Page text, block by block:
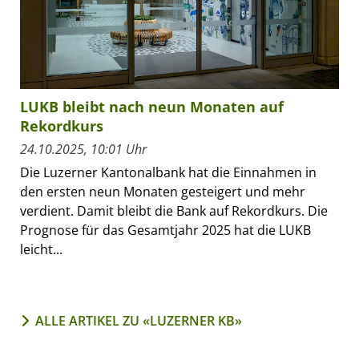
LUKB bleibt nach neun Monaten auf
Rekordkurs
24.10.2025, 10:01 Uhr
Die Luzerner Kantonalbank hat die Einnahmen in
den ersten neun Monaten gesteigert und mehr
verdient. Damit bleibt die Bank auf Rekordkurs. Die
Prognose für das Gesamtjahr 2025 hat die LUKB
leicht...
ALLE ARTIKEL ZU «LUZERNER KB»